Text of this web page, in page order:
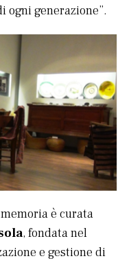
generazione”.
è curata
, fondata nel
e gestione di